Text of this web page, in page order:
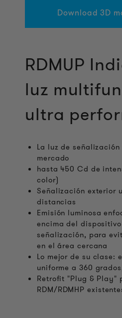
Download 3D
RDMUP
luz
ultra
La luz de
mercado
hasta 450 Cd de
color)
Señalización exterior
distancias
Emisión luminosa
encima del
señalización, para
en el área cercana
Lo mejor de su clase:
uniforme a 360
Retrofit "Plug & Play"
RDM/RDMHP